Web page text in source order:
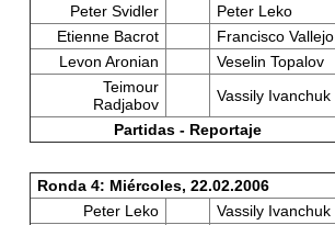
Peter Svidler
Peter Leko
Etienne Bacrot
Francisco Vallejo
Levon Aronian
Veselin Topalov
Teimour
Radjabov
Vassily Ivanchuk
Partidas - Reportaje
Ronda 4: Miércoles, 22.02.2006
Peter Leko
Vassily Ivanchuk